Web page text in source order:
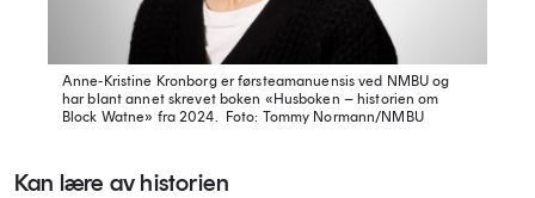
Anne-Kristine Kronborg er førsteamanuensis ved NMBU og
har blant annet skrevet boken «Husboken – historien om
Block Watne» fra 2024.
Foto: Tommy Normann/NMBU
Kan lære av historien